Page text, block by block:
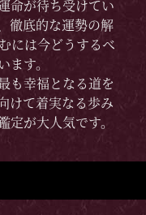
命が待ち受けてい
徹底的な運勢の解
には今どうするべ
す。
も幸福となる道を
けて着実なる歩み
が大人気です。